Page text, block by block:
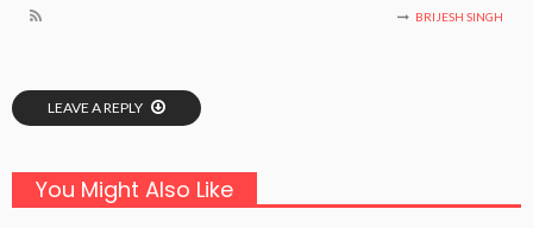
BRIJESH SINGH
LEAVE A REPLY
You Might Also Like